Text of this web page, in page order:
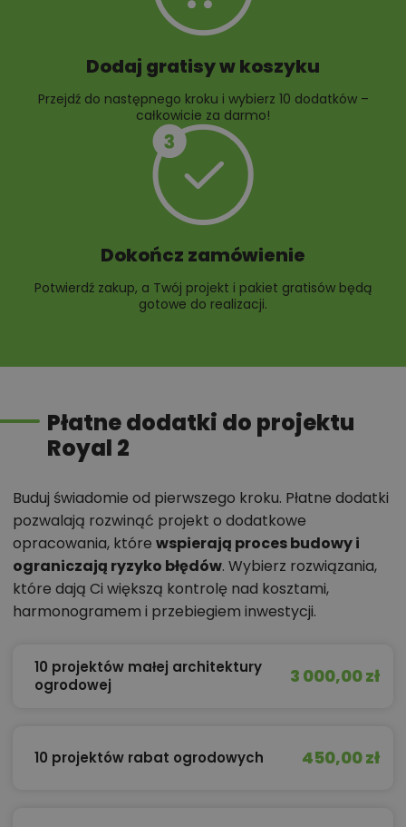
Dodaj gratisy w koszyku
Przejdź do następnego kroku i wybierz 10 dodatków –
całkowicie za darmo!
Dokończ zamówienie
Potwierdź zakup, a Twój projekt i pakiet gratisów będą
gotowe do realizacji.
Płatne dodatki do projektu
Royal 2
Buduj świadomie od pierwszego kroku. Płatne dodatki
pozwalają rozwinąć projekt o dodatkowe
opracowania, które wspierają proces budowy i
ograniczają ryzyko błędów. Wybierz rozwiązania,
które dają Ci większą kontrolę nad kosztami,
harmonogramem i przebiegiem inwestycji.
10 projektów małej architektury
ogrodowej
3 000,00 zł
10 projektów rabat ogrodowych 450,00 zł